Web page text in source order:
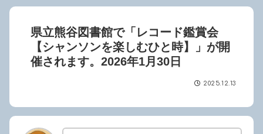
県立熊谷図書館で「レコード鑑賞会
【シャンソンを楽しむひと時】」が開
催されます。2026年1月30日
2025.12.13